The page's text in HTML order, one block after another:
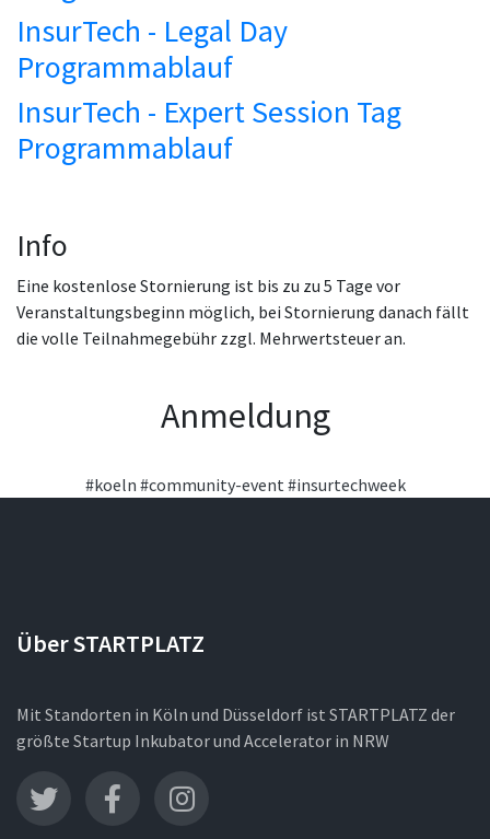
InsurTech - Legal Day
Programmablauf
InsurTech - Expert Session Tag
Programmablauf
Info
Eine kostenlose Stornierung ist bis zu zu 5 Tage vor
Veranstaltungsbeginn möglich, bei Stornierung danach fällt
die volle Teilnahmegebühr zzgl. Mehrwertsteuer an.
Anmeldung
#koeln #community-event #insurtechweek
Über STARTPLATZ
Mit Standorten in Köln und Düsseldorf ist STARTPLATZ der
größte Startup Inkubator und Accelerator in NRW